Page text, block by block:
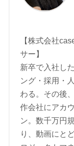
【株式会社
サー】
新卒で入社し
ング・採用・
わる。その後
作会社にアカ
ン。数千万円
り、動画にと